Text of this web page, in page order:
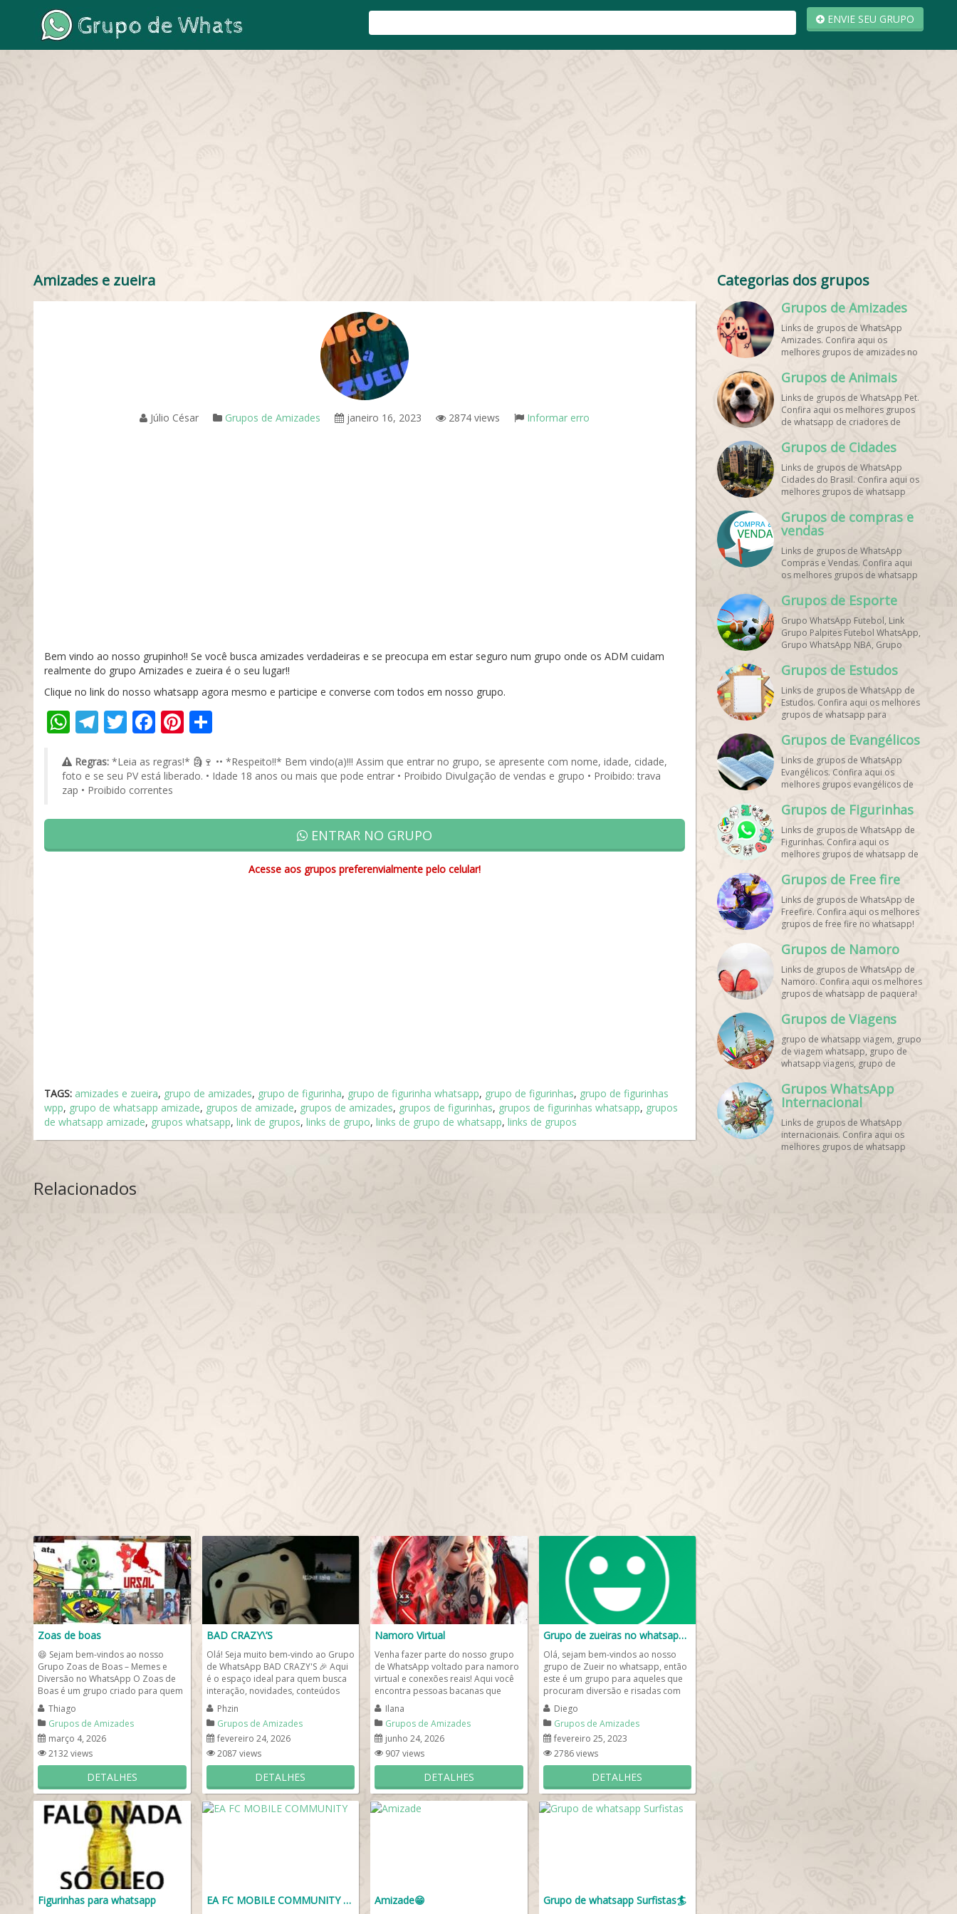
ENVIE SEU GRUPO
Amizades e zueira
Júlio César Grupos de Amizades janeiro 16, 2023 2874 views Informar erro
Bem vindo ao nosso grupinho!! Se você busca amizades verdadeiras e se preocupa em estar seguro num grupo onde os ADM cuidam
realmente do grupo Amizades e zueira é o seu lugar!!
Clique no link do nosso whatsapp agora mesmo e participe e converse com todos em nosso grupo.
WhatsApp
Telegram
Twitter
Facebook
Pinterest
Regras: *Leia as regras!* 🗿🍷 •• *Respeito!!* Bem vindo(a)!!! Assim que entrar no grupo, se apresente com nome, idade, cidade,
foto e se seu PV está liberado. • Idade 18 anos ou mais que pode entrar • Proibido Divulgação de vendas e grupo • Proibido: trava
zap • Proibido correntes
ENTRAR NO GRUPO
Acesse aos grupos preferenvialmente pelo celular!
TAGS: amizades e zueira, grupo de amizades, grupo de figurinha, grupo de figurinha whatsapp, grupo de figurinhas, grupo de figurinhas
wpp, grupo de whatsapp amizade, grupos de amizade, grupos de amizades, grupos de figurinhas, grupos de figurinhas whatsapp, grupos
de whatsapp amizade, grupos whatsapp, link de grupos, links de grupo, links de grupo de whatsapp, links de grupos
Relacionados
Zoas de boas
😄 Sejam bem-vindos ao nosso
Grupo Zoas de Boas – Memes e
Diversão no WhatsApp O Zoas de
Boas é um grupo criado para quem
gosta de humor leve, memes...
Thiago
Grupos de Amizades
março 4, 2026
2132 views
DETALHES
BAD CRAZY\’S
Olá! Seja muito bem-vindo ao Grupo
de WhatsApp BAD CRAZY'S 🎉 Aqui
é o espaço ideal para quem busca
interação, novidades, conteúdos
exclusivos e uma...
Phzin
Grupos de Amizades
fevereiro 24, 2026
2087 views
DETALHES
Namoro Virtual
Venha fazer parte do nosso grupo
de WhatsApp voltado para namoro
virtual e conexões reais! Aqui você
encontra pessoas bacanas que
também estão em busca de...
Ilana
Grupos de Amizades
junho 24, 2026
907 views
DETALHES
Grupo de zueiras no whatsapp👌
Olá, sejam bem-vindos ao nosso
grupo de Zueir no whatsapp, então
este é um grupo para aqueles que
procuram diversão e risadas com
novos amigos. Aqui, nós...
Diego
Grupos de Amizades
fevereiro 25, 2023
2786 views
DETALHES
Figurinhas para whatsapp EA FC MOBILE COMMUNITY 🎮⚽️ Amizade😁 Grupo de whatsapp Surfistas🏄
Categorias dos grupos
Grupos de Amizades
Links de grupos de WhatsApp
Amizades. Confira aqui os
melhores grupos de amizades no
Grupos de Animais
Links de grupos de WhatsApp Pet.
Confira aqui os melhores grupos
de whatsapp de criadores de
Grupos de Cidades
Links de grupos de WhatsApp
Cidades do Brasil. Confira aqui os
melhores grupos de whatsapp
Grupos de compras e
vendas
Links de grupos de WhatsApp
Compras e Vendas. Confira aqui
os melhores grupos de whatsapp
Grupos de Esporte
Grupo WhatsApp Futebol, Link
Grupo Palpites Futebol WhatsApp,
Grupo WhatsApp NBA, Grupo
WhatsApp Treino, Grupo
WhatsApp Notícias Esportes,
Grupo de Debates Esportivos
WhatsApp, Grupo de Torcedores
[Nome do Time] WhatsApp, Link
Grupo WhatsApp Dicas de Treino,
Grupo WhatsApp Futebol Ao Vivo.
Grupo WhatsApp Esporte, Grupos
de Esporte WhatsApp, WhatsApp
Esportes, Comunidade Esportiva
WhatsApp, Link Grupo WhatsApp
Esporte. Link Grupo WhatsApp
Esporte, Grupo WhatsApp Futebol,
Link Grupo Palpites Futebol
WhatsApp, Grupo WhatsApp NBA,
Grupos de Estudos
Links de grupos de WhatsApp de
Estudos. Confira aqui os melhores
grupos de whatsapp para
Grupos de Evangélicos
Links de grupos de WhatsApp
Evangélicos. Confira aqui os
melhores grupos evangélicos de
Grupos de Figurinhas
Links de grupos de WhatsApp de
Figurinhas. Confira aqui os
melhores grupos de whatsapp de
Grupos de Free fire
Links de grupos de WhatsApp de
Freefire. Confira aqui os melhores
grupos de free fire no whatsapp!
Grupos de Namoro
Links de grupos de WhatsApp de
Namoro. Confira aqui os melhores
grupos de whatsapp de paquera!
Grupos de Viagens
grupo de whatsapp viagem, grupo
de viagem whatsapp, grupo de
whatsapp viagens, grupo de
viagem barata whatsapp, grupo de
mochileiros whatsapp, grupo de
excursão whatsapp, grupo de
viagem em grupo whatsapp, grupo
de viagens nacionais whatsapp,
Grupos WhatsApp
Internacional
Links de grupos de WhatsApp
internacionais. Confira aqui os
melhores grupos de whatsapp